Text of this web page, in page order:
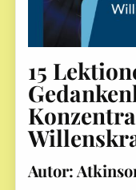
15
Autor: